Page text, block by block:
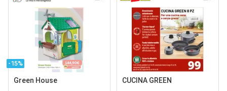
-15%
Green House CUCINA GREEN